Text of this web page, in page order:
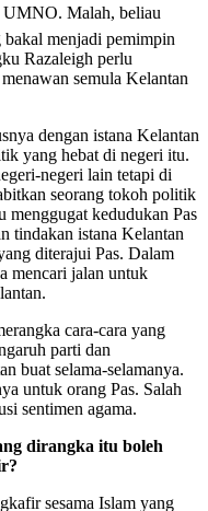
UMNO. Malah, beliau
bakal menjadi pemimpin
Razaleigh perlu
semula Kelantan
dengan istana Kelantan
yang hebat di negeri itu.
negeri lain tetapi di
seorang tokoh politik
menggugat kedudukan Pas
tindakan istana Kelantan
diterajui Pas. Dalam
mencari jalan untuk
cara-cara yang
parti dan
buat selama-selamanya.
untuk orang Pas. Salah
sentimen agama.
dirangka itu boleh
sesama Islam yang